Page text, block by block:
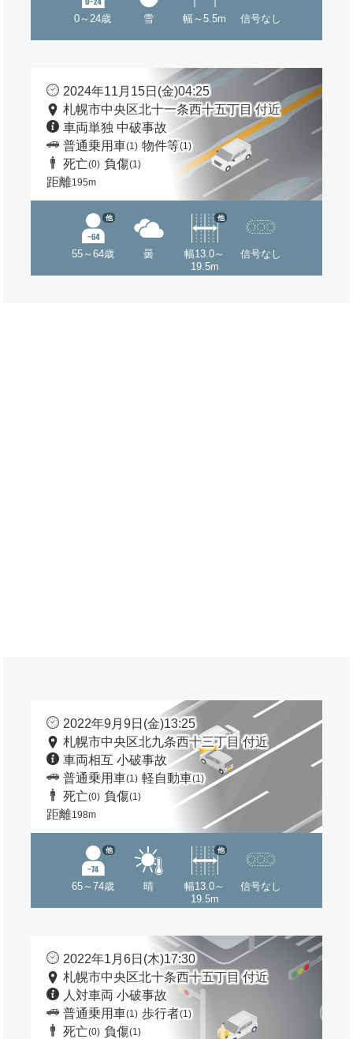
0～24歳 雪 幅～5.5m 信号なし
2024年11月15日(金)04:25
札幌市中央区北十一条西十五丁目 付近
車両単独 中破事故
普通乗用車(1) 物件等(1)
死亡(0) 負傷(1)
距離195m
55～64歳
他
曇
幅13.0～
19.5m
他
信号なし
2022年9月9日(金)13:25
札幌市中央区北九条西十三丁目 付近
車両相互 小破事故
普通乗用車(1) 軽自動車(1)
死亡(0) 負傷(1)
距離198m
65～74歳
他
晴
幅13.0～
19.5m
他
信号なし
2022年1月6日(木)17:30
札幌市中央区北十条西十五丁目 付近
人対車両 小破事故
普通乗用車(1) 歩行者(1)
死亡(0) 負傷(1)